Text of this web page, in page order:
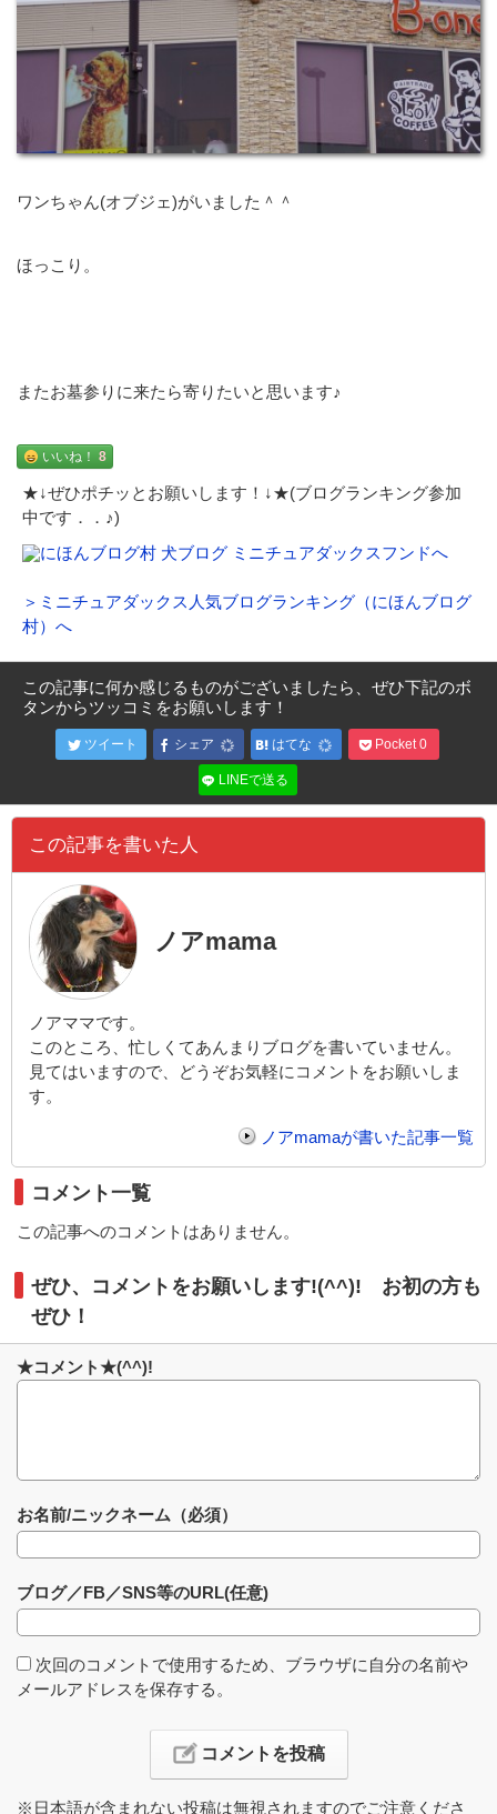
ワンちゃん(オブジェ)がいました＾＾
ほっこり。
またお墓参りに来たら寄りたいと思います♪
いいね！ 8
★↓ぜひポチッとお願いします！↓★(ブログランキング参加
中です．．♪)
＞ミニチュアダックス人気ブログランキング（にほんブログ
村）へ
この記事に何か感じるものがございましたら、ぜひ下記のボ
タンからツッコミをお願いします！
ツイート シェア はてな Pocket 0
LINEで送る
この記事を書いた人
ノアmama
ノアママです。
このところ、忙しくてあんまりブログを書いていません。
見てはいますので、どうぞお気軽にコメントをお願いしま
す。
ノアmamaが書いた記事一覧
コメント一覧
この記事へのコメントはありません。
ぜひ、コメントをお願いします!(^^)! お初の方も
ぜひ！
★コメント★(^^)!
お名前/ニックネーム（必須）
ブログ／FB／SNS等のURL(任意)
次回のコメントで使用するため、ブラウザに自分の名前や
メールアドレスを保存する。
※日本語が含まれない投稿は無視されますのでご注意くださ